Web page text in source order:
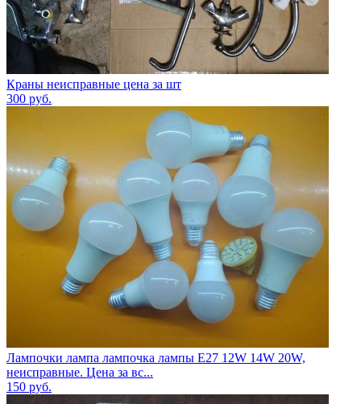
Краны неисправные цена за шт
300 руб.
Лампочки лампа лампочка лампы E27 12W 14W 20W,
неисправные. Цена за вс...
150 руб.